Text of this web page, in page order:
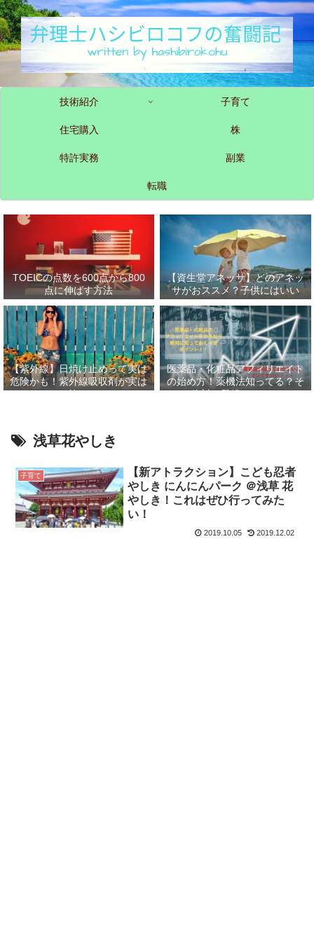
技術紹介 子育て
住宅購入 株
特許実務 副業
転職
TOEICの点数を600点から800
点に伸ばす方法
【資生堂アネッサ】どのアネッ
サがおススメ？子供にはいい
の？
【紫外線】日焼け止めって実は
危険かも！紫外線吸収剤が実は
怖い
医薬品・化粧品アフィリエイト
の始め方！薬機法知ってる？そ
して絶対に登録すべきASP６
浅草花やしき
子育て
【新アトラクション】こども忍者
やしき にんにんパーク ＠浅草 花
やしき！これはぜひ行ってみた
い！
2019.10.05 2019.12.02